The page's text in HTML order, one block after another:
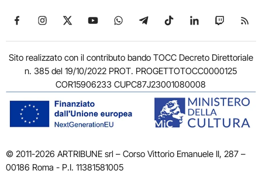
Seguici su Facebook
Seguici su Instagram
Seguici su X
Seguici su YouTube
Seguici su WhatsApp
Seguici su Telegram
Seguici su TikTok
Seguici su
Seguici
Sito realizzato con il contributo bando TOCC Decreto Direttoriale
n. 385 del 19/10/2022 PROT. PROGETTOTOCC0000125
COR15906233 CUPC87J23001080008
© 2011-2026 ARTRIBUNE srl – Corso Vittorio Emanuele II, 287 –
00186 Roma - P.I. 11381581005